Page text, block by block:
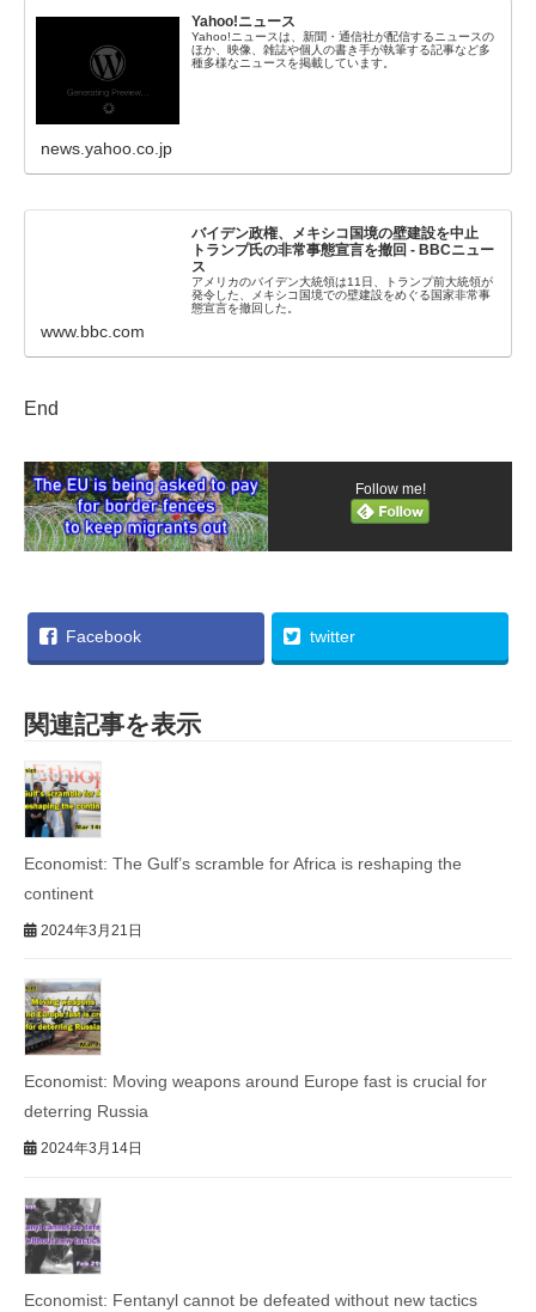
Yahoo!ニュース
Yahoo!ニュースは、新聞・通信社が配信するニュースの
ほか、映像、雑誌や個人の書き手が執筆する記事など多
種多様なニュースを掲載しています。
news.yahoo.co.jp
バイデン政権、メキシコ国境の壁建設を中止
トランプ氏の非常事態宣言を撤回 - BBCニュー
ス
アメリカのバイデン大統領は11日、トランプ前大統領が
発令した、メキシコ国境での壁建設をめぐる国家非常事
態宣言を撤回した。
www.bbc.com
End
Follow me!
Facebook twitter
関連記事を表示
Economist: The Gulf’s scramble for Africa is reshaping the
continent
2024年3月21日
Economist: Moving weapons around Europe fast is crucial for
deterring Russia
2024年3月14日
Economist: Fentanyl cannot be defeated without new tactics